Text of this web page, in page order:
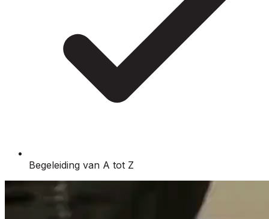
Begeleiding van A tot Z